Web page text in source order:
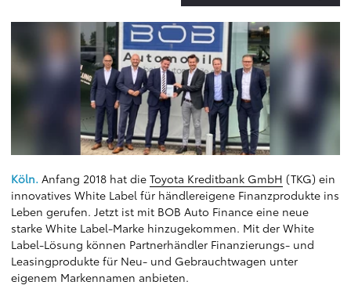
Köln. Anfang 2018 hat die Toyota Kreditbank GmbH (TKG) ein
innovatives White Label für händlereigene Finanzprodukte ins
Leben gerufen. Jetzt ist mit BOB Auto Finance eine neue
starke White Label-Marke hinzugekommen. Mit der White
Label-Lösung können Partnerhändler Finanzierungs- und
Leasingprodukte für Neu- und Gebrauchtwagen unter
eigenem Markennamen anbieten.